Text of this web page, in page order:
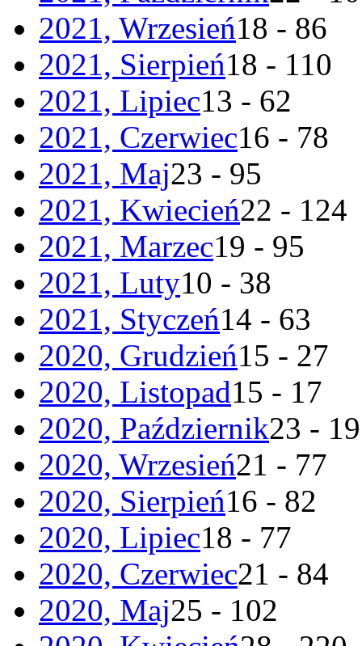
2021, Wrzesień18 - 86
2021, Sierpień18 - 110
2021, Lipiec13 - 62
2021, Czerwiec16 - 78
2021, Maj23 - 95
2021, Kwiecień22 - 124
2021, Marzec19 - 95
2021, Luty10 - 38
2021, Styczeń14 - 63
2020, Grudzień15 - 27
2020, Listopad15 - 17
2020, Październik23 - 19
2020, Wrzesień21 - 77
2020, Sierpień16 - 82
2020, Lipiec18 - 77
2020, Czerwiec21 - 84
2020, Maj25 - 102